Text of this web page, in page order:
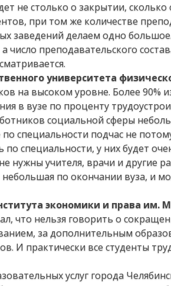
не столько о закрытии,
при том же количестве
заведений делаем одно
число преподавательского
университета
на высоком уровне. Более 90%
в вузе по проценту
социальной сферы
специальности подчас не
специальности, у них будет
нужны учителя, врачи и другие
по окончании вуза, и
экономики и права им.
что нельзя говорить о
за дополнительным
И практически все студенты
услуг города